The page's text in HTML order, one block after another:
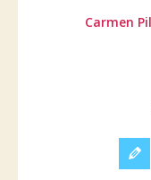
Carmen